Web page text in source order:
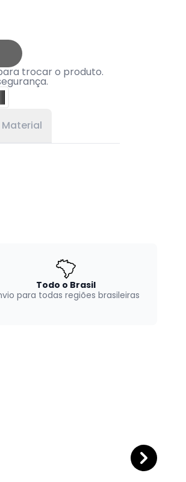
trocar o produto.
Material
Todo o Brasil
para todas regiões brasileiras